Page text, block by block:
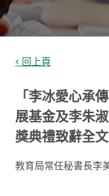
< 回上頁
「李冰愛心承
展基金及李朱
獎典禮致辭全文
教育局常任秘書長李